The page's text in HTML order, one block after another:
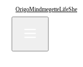
OrigoMindmegetteLifeShe